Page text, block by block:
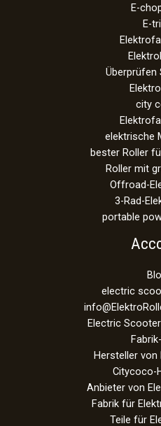
E-
E-
Überprüfen
city
elektrische
bester Roller
Roller mit
Offroad-
3-Rad-
portable
electric
Electric
Hersteller von
Citycoco-
Anbieter von
Fabrik für
Teile für